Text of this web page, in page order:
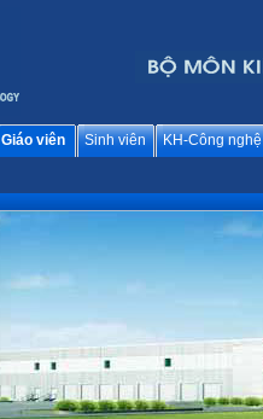
Giáo viên Sinh viên KH-Công nghệ